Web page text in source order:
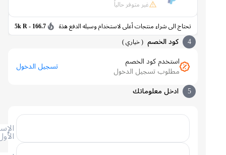
غير متوفر حالياً
تحتاج الى شراء منتجات أعلى لاستخدام وسيله الدفع هذة 166.7 - 5k R
كود الخصم (خياري )
استخدم كود الخصم
مطلوب تسجيل الدخول
تسجيل الدخول
ادخل معلوماتك